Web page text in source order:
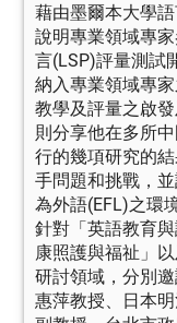
藉由墨爾本大學
說明專業領域專
言(LSP)評量測試
納入專業領域專
教學及評量之啟
則分享他在多所
行的幾項研究的
手問題和挑戰，
為外語(EFL)之環
針對「英語教育
康照護與福祉」
研討領域，分別
惠萍教授、日本